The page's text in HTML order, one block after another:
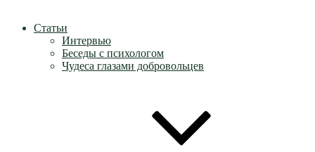
Статьи
Интервью
Беседы с психологом
Чудеса глазами добровольцев